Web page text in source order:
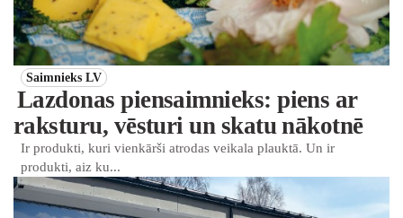
Saimnieks LV
Lazdonas piensaimnieks: piens ar
raksturu, vēsturi un skatu nākotnē
Ir produkti, kuri vienkārši atrodas veikala plauktā. Un ir
produkti, aiz ku...